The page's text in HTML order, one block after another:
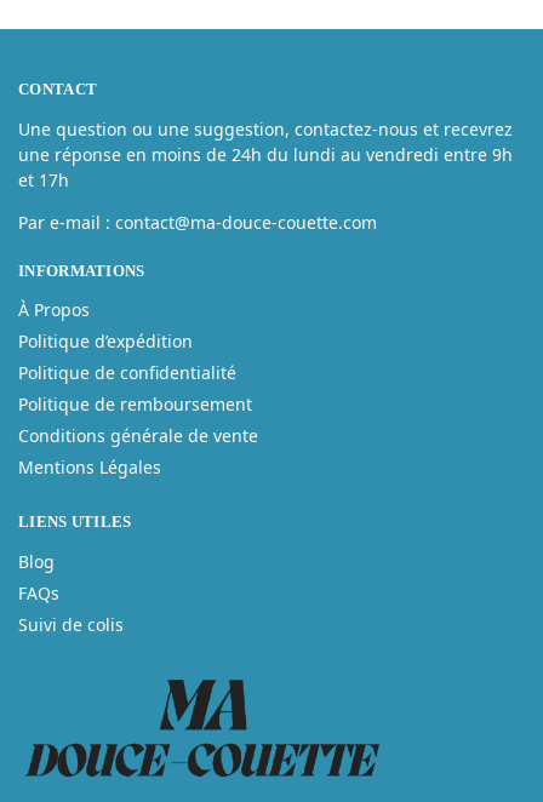
CONTACT
Une question ou une suggestion, contactez-nous et recevrez
une réponse en moins de 24h du lundi au vendredi entre 9h
et 17h
Par e-mail : contact@ma-douce-couette.com
INFORMATIONS
À Propos
Politique d’expédition
Politique de confidentialité
Politique de remboursement
Conditions générale de vente
Mentions Légales
LIENS UTILES
Blog
FAQs
Suivi de colis